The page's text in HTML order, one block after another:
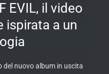
EVIL, il video
ispirata a un
del nuovo album in uscita